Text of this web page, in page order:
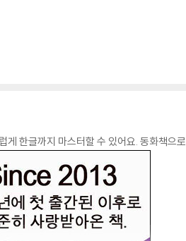
게 한글까지 마스터할 수 있어요. 동화책으